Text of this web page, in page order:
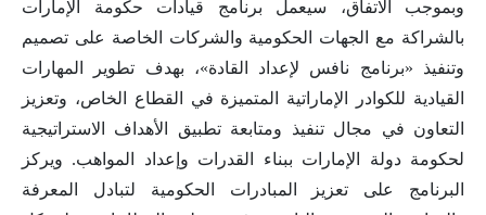
وبموجب الاتفاق، سيعمل برنامج قيادات حكومة الإمارات
بالشراكة مع الجهات الحكومية والشركات الخاصة على تصميم
وتنفيذ «برنامج نافس لإعداد القادة»، بهدف تطوير المهارات
القيادية للكوادر الإماراتية المتميزة في القطاع الخاص، وتعزيز
التعاون في مجال تنفيذ ومتابعة تطبيق الأهداف الاستراتيجية
لحكومة دولة الإمارات ببناء القدرات وإعداد المواهب. ويركز
البرنامج على تعزيز المبادرات الحكومية لتبادل المعرفة